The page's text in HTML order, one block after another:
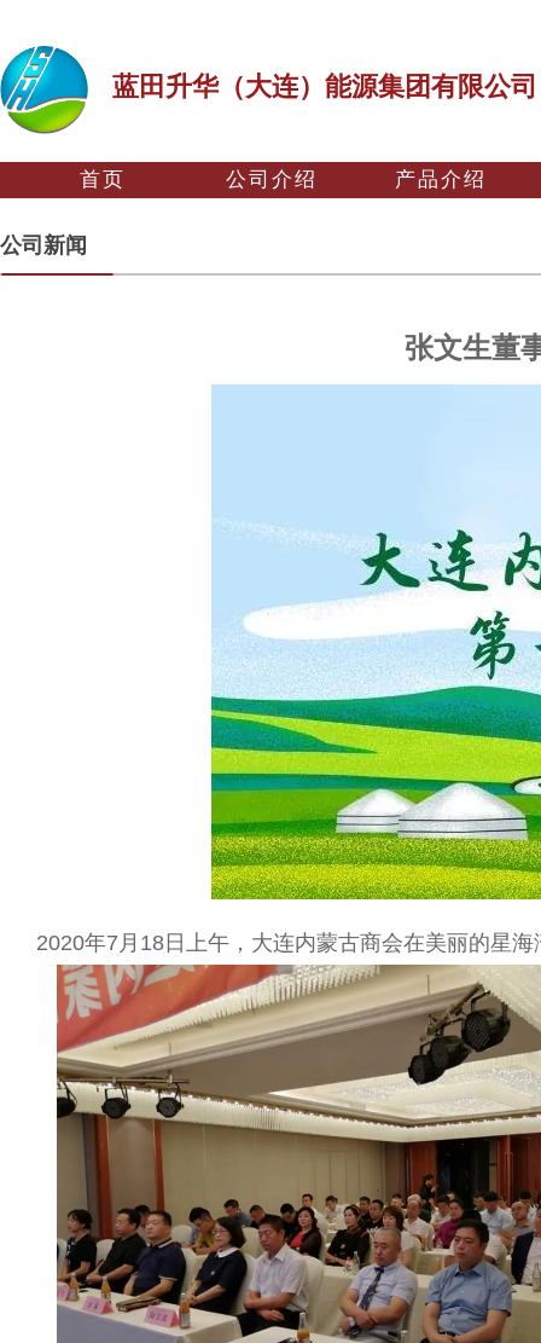
蓝田升华（大连）能源集团有限公司
首页 公司介绍 产品介绍
公司新闻
张文生董
2020年7月18日上午，大连内蒙古商会在美丽的星